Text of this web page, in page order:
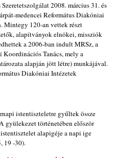
2008. március 31. és
medencei Református Diakóniai
Mintegy 120-an vettek részt
alapítványok elnökei, missziók
a 2006-ban indult MRSz, a
Tanács, mely a
alapján jött létre) munkájával.
Diakóniai Intézetek
istentiszteletre gyűltek össze
gyülekezet történetében először
alapigéje a napi ige
19 -30).